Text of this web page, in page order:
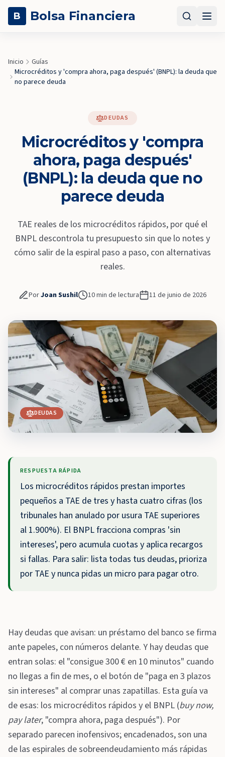
B Bolsa Financiera
Inicio
Guías
Microcréditos y 'compra ahora, paga después' (BNPL): la deuda que
no parece deuda
DEUDAS
Microcréditos y 'compra
ahora, paga después'
(BNPL): la deuda que no
parece deuda
TAE reales de los microcréditos rápidos, por qué el
BNPL descontrola tu presupuesto sin que lo notes y
cómo salir de la espiral paso a paso, con alternativas
reales.
PorJoan Sushil 10min de lectura 11 de junio de 2026
DEUDAS
RESPUESTA RÁPIDA
Los microcréditos rápidos prestan importes
pequeños a TAE de tres y hasta cuatro cifras (los
tribunales han anulado por usura TAE superiores
al 1.900%). El BNPL fracciona compras 'sin
intereses', pero acumula cuotas y aplica recargos
si fallas. Para salir: lista todas tus deudas, prioriza
por TAE y nunca pidas un micro para pagar otro.
Hay deudas que avisan: un préstamo del banco se firma
ante papeles, con números delante. Y hay deudas que
entran solas: el "consigue 300 € en 10 minutos" cuando
no llegas a fin de mes, o el botón de "paga en 3 plazos
sin intereses" al comprar unas zapatillas. Esta guía va
de esas: los microcréditos rápidos y el BNPL (buy now,
pay later, "compra ahora, paga después"). Por
separado parecen inofensivos; encadenados, son una
de las espirales de sobreendeudamiento más rápidas